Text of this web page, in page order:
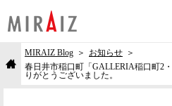
MIRAIZ Blog
お知らせ
春日井市稲口町「GALLERIA稲口町2
りがとうございました。